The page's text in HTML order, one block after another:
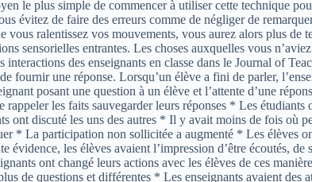
le plus simple de commencer à utiliser cette technique
évitez de faire des erreurs comme de négliger de
ralentissez vos mouvements, vous aurez alors plus de
sensorielles entrantes. Les choses auxquelles vous
des enseignants en classe dans le Journal of
fournir une réponse. Lorsqu’un élève a fini de parler,
posant une question à un élève et l’attente d’une
les faits sauvegarder leurs réponses * Les
ont discuté les uns des autres * Il y avait moins de fois où
* La participation non sollicitée a augmenté * Les élèves
les élèves avaient l’impression d’être écoutés,
ont changé leurs actions avec les élèves de ces
de questions et différentes * Les enseignants avaient des